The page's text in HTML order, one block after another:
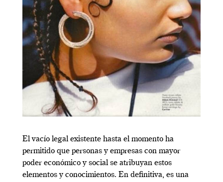
El vacío legal existente hasta el momento ha
permitido que personas y empresas con mayor
poder económico y social se atribuyan estos
elementos y conocimientos. En definitiva, es una